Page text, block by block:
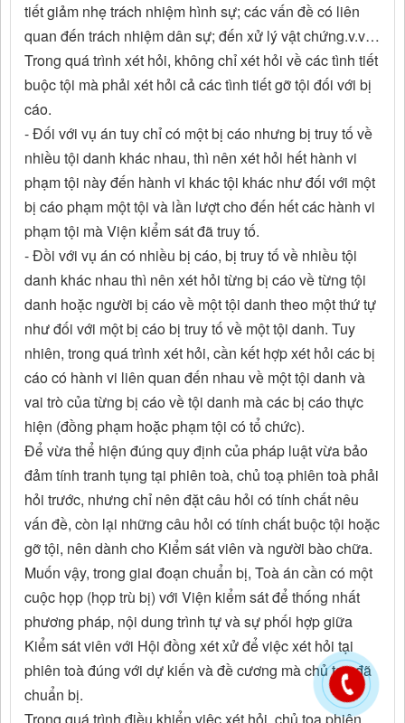
tiết giảm nhẹ trách nhiệm hình sự; các vấn đề có liên
quan đến trách nhiệm dân sự; đến xử lý vật chứng.v.v…
Trong quá trình xét hỏi, không chỉ xét hỏi về các tình tiết
buộc tội mà phải xét hỏi cả các tình tiết gỡ tội đối với bị
cáo.
- Đối với vụ án tuy chỉ có một bị cáo nhưng bị truy tố về
nhiều tội danh khác nhau, thì nên xét hỏi hết hành vi
phạm tội này đến hành vi khác tội khác như đối với một
bị cáo phạm một tội và lần lượt cho đến hết các hành vi
phạm tội mà Viện kiểm sát đã truy tố.
- Đồi với vụ án có nhiều bị cáo, bị truy tố về nhiều tội
danh khác nhau thì nên xét hỏi từng bị cáo về từng tội
danh hoặc người bị cáo về một tội danh theo một thứ tự
như đối với một bị cáo bị truy tố về một tội danh. Tuy
nhiên, trong quá trình xét hỏi, cần kết hợp xét hỏi các bị
cáo có hành vi liên quan đến nhau về một tội danh và
vai trò của từng bị cáo về tội danh mà các bị cáo thực
hiện (đồng phạm hoặc phạm tội có tổ chức).
Để vừa thể hiện đúng quy định của pháp luật vừa bảo
đảm tính tranh tụng tại phiên toà, chủ toạ phiên toà phải
hỏi trước, nhưng chỉ nên đặt câu hỏi có tính chất nêu
vấn đề, còn lại những câu hỏi có tính chất buộc tội hoặc
gỡ tội, nên dành cho Kiểm sát viên và người bào chữa.
Muốn vậy, trong giai đoạn chuẩn bị, Toà án cần có một
cuộc họp (họp trù bị) với Viện kiểm sát để thống nhất
phương pháp, nội dung trình tự và sự phối hợp giữa
Kiểm sát viên với Hội đồng xét xử để việc xét hỏi tại
phiên toà đúng với dự kiến và đề cương mà chủ toạ đã
chuẩn bị.